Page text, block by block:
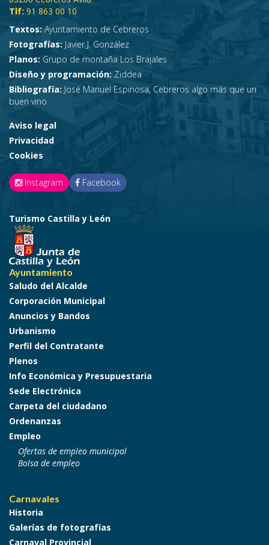
Tlf: 91 863 00 10
Textos: Ayuntamiento de Cebreros
Fotografías: Javier J. González
Planos: Grupo de montaña Los Brajales
Diseño y programación: Ziddea
Bibliografía: José Manuel Espinosa, Cebreros algo más que un
buen vino
Aviso legal
Privacidad
Cookies
Instagram Facebook
Turismo Castilla y León
Ayuntamiento
Saludo del Alcalde
Corporación Municipal
Anuncios y Bandos
Urbanismo
Perfil del Contratante
Plenos
Info Económica y Presupuestaria
Sede Electrónica
Carpeta del ciudadano
Ordenanzas
Empleo
Ofertas de empleo municipal
Bolsa de empleo
Carnavales
Historia
Galerías de fotografías
Carnaval Provincial